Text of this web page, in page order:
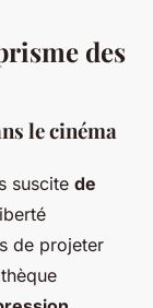
des
le cinéma
suscite de
de projeter